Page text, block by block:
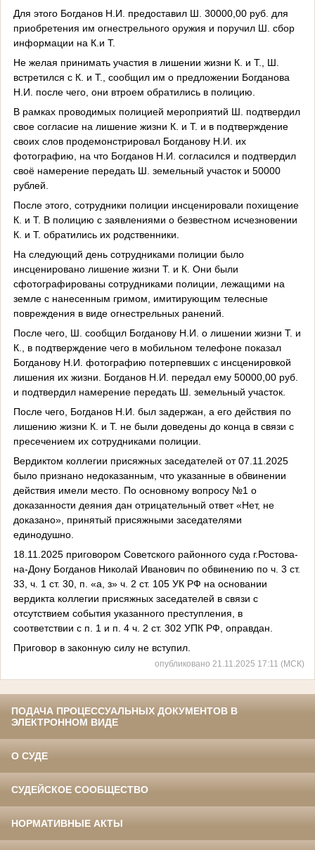
Для этого Богданов Н.И. предоставил Ш. 30000,00 руб. для
приобретения им огнестрельного оружия и поручил Ш. сбор
информации на К.и Т.
Не желая принимать участия в лишении жизни К. и Т., Ш.
встретился с К. и Т., сообщил им о предложении Богданова
Н.И. после чего, они втроем обратились в полицию.
В рамках проводимых полицией мероприятий Ш. подтвердил
свое согласие на лишение жизни К. и Т. и в подтверждение
своих слов продемонстрировал Богданову Н.И. их
фотографию, на что Богданов Н.И. согласился и подтвердил
своё намерение передать Ш. земельный участок и 50000
рублей.
После этого, сотрудники полиции инсценировали похищение
К. и Т. В полицию с заявлениями о безвестном исчезновении
К. и Т. обратились их родственники.
На следующий день сотрудниками полиции было
инсценировано лишение жизни Т. и К. Они были
сфотографированы сотрудниками полиции, лежащими на
земле с нанесенным гримом, имитирующим телесные
повреждения в виде огнестрельных ранений.
После чего, Ш. сообщил Богданову Н.И. о лишении жизни Т. и
К., в подтверждение чего в мобильном телефоне показал
Богданову Н.И. фотографию потерпевших с инсценировкой
лишения их жизни. Богданов Н.И. передал ему 50000,00 руб.
и подтвердил намерение передать Ш. земельный участок.
После чего, Богданов Н.И. был задержан, а его действия по
лишению жизни К. и Т. не были доведены до конца в связи с
пресечением их сотрудниками полиции.
Вердиктом коллегии присяжных заседателей от 07.11.2025
было признано недоказанным, что указанные в обвинении
действия имели место. По основному вопросу №1 о
доказанности деяния дан отрицательный ответ «Нет, не
доказано», принятый присяжными заседателями
единодушно.
18.11.2025 приговором Советского районного суда г.Ростова-
на-Дону Богданов Николай Иванович по обвинению по ч. 3 ст.
33, ч. 1 ст. 30, п. «а, з» ч. 2 ст. 105 УК РФ на основании
вердикта коллегии присяжных заседателей в связи с
отсутствием события указанного преступления, в
соответствии с п. 1 и п. 4 ч. 2 ст. 302 УПК РФ, оправдан.
Приговор в законную силу не вступил.
опубликовано 21.11.2025 17:11 (МСК)
ПОДАЧА ПРОЦЕССУАЛЬНЫХ ДОКУМЕНТОВ В
ЭЛЕКТРОННОМ ВИДЕ
О СУДЕ
СУДЕЙСКОЕ СООБЩЕСТВО
НОРМАТИВНЫЕ АКТЫ